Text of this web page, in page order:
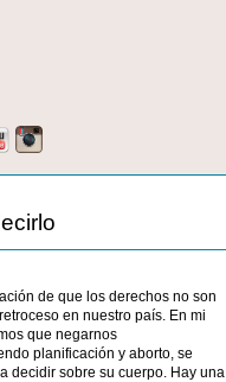
de que los derechos no son
en nuestro país. En mi
que negarnos
planificación y aborto, se
decidir sobre su cuerpo. Hay una